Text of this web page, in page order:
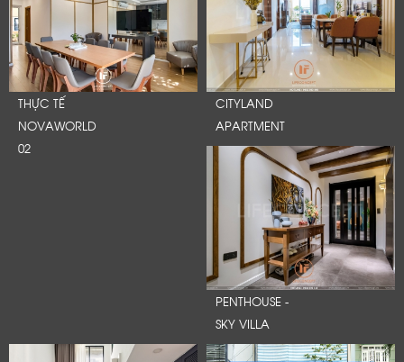
THỰC TẾ
NOVAWORLD
02
CITYLAND
APARTMENT
PENTHOUSE -
SKY VILLA